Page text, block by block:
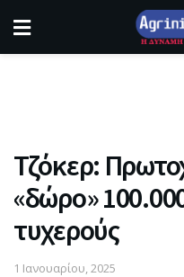
Τζόκερ:
«δώρο»
τυχερούς
1 Ιανουαρίου, 2025